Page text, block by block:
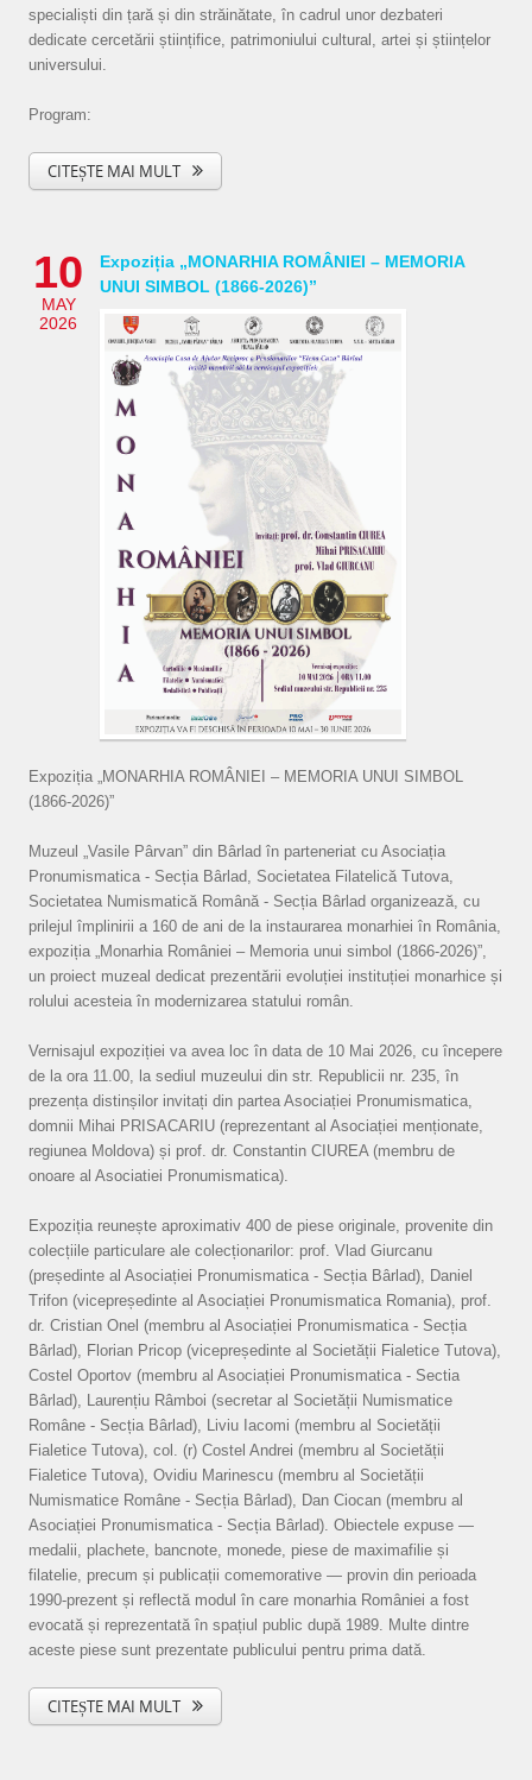
specialiști din țară și din străinătate, în cadrul unor dezbateri
dedicate cercetării științifice, patrimoniului cultural, artei și științelor
universului.
Program:
CITEȘTE MAI MULT
10
MAY
2026
Expoziția „MONARHIA ROMÂNIEI – MEMORIA
UNUI SIMBOL (1866-2026)”
Expoziția „MONARHIA ROMÂNIEI – MEMORIA UNUI SIMBOL
(1866-2026)”
Muzeul „Vasile Pârvan” din Bârlad în parteneriat cu Asociația
Pronumismatica - Secția Bârlad, Societatea Filatelică Tutova,
Societatea Numismatică Română - Secția Bârlad organizează, cu
prilejul împlinirii a 160 de ani de la instaurarea monarhiei în România,
expoziția „Monarhia României – Memoria unui simbol (1866-2026)”,
un proiect muzeal dedicat prezentării evoluției instituției monarhice și
rolului acesteia în modernizarea statului român.
Vernisajul expoziției va avea loc în data de 10 Mai 2026, cu începere
de la ora 11.00, la sediul muzeului din str. Republicii nr. 235, în
prezența distinșilor invitați din partea Asociației Pronumismatica,
domnii Mihai PRISACARIU (reprezentant al Asociației menționate,
regiunea Moldova) și prof. dr. Constantin CIUREA (membru de
onoare al Asociatiei Pronumismatica).
Expoziția reunește aproximativ 400 de piese originale, provenite din
colecțiile particulare ale colecționarilor: prof. Vlad Giurcanu
(președinte al Asociației Pronumismatica - Secția Bârlad), Daniel
Trifon (vicepreședinte al Asociației Pronumismatica Romania), prof.
dr. Cristian Onel (membru al Asociației Pronumismatica - Secția
Bârlad), Florian Pricop (vicepreședinte al Societății Fialetice Tutova),
Costel Oportov (membru al Asociației Pronumismatica - Sectia
Bârlad), Laurențiu Râmboi (secretar al Societății Numismatice
Române - Secția Bârlad), Liviu Iacomi (membru al Societății
Fialetice Tutova), col. (r) Costel Andrei (membru al Societății
Fialetice Tutova), Ovidiu Marinescu (membru al Societății
Numismatice Române - Secția Bârlad), Dan Ciocan (membru al
Asociației Pronumismatica - Secția Bârlad). Obiectele expuse —
medalii, plachete, bancnote, monede, piese de maximafilie și
filatelie, precum și publicații comemorative — provin din perioada
1990-prezent și reflectă modul în care monarhia României a fost
evocată și reprezentată în spațiul public după 1989. Multe dintre
aceste piese sunt prezentate publicului pentru prima dată.
CITEȘTE MAI MULT